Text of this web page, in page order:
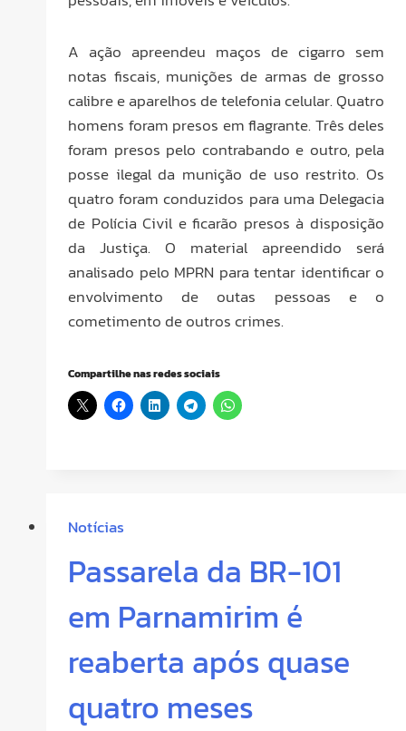
A ação apreendeu maços de cigarro sem
notas fiscais, munições de armas de grosso
calibre e aparelhos de telefonia celular. Quatro
homens foram presos em flagrante. Três deles
foram presos pelo contrabando e outro, pela
posse ilegal da munição de uso restrito. Os
quatro foram conduzidos para uma Delegacia
de Polícia Civil e ficarão presos à disposição
da Justiça. O material apreendido será
analisado pelo MPRN para tentar identificar o
envolvimento de outas pessoas e o
cometimento de outros crimes.
Compartilhe nas redes sociais
Notícias
Passarela da BR-101
em Parnamirim é
reaberta após quase
quatro meses